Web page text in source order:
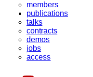
members
publications
talks
contracts
demos
jobs
access